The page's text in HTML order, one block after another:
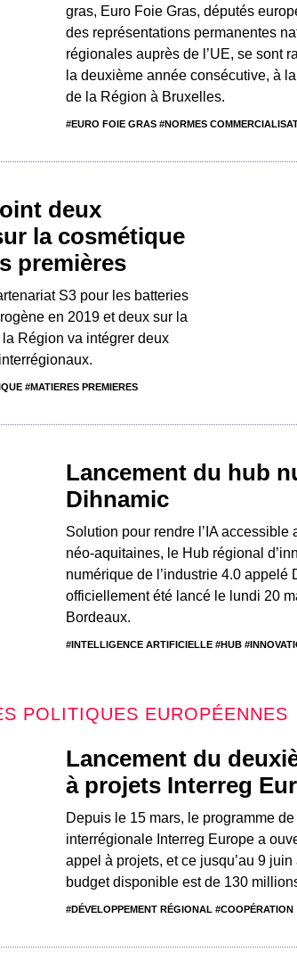
gras, Euro Foie Gras, députés
des représentations permanentes
régionales auprès de l’UE, se sont
la deuxième année consécutive, à
de la Région à Bruxelles.
#EURO FOIE GRAS #NORMES
deux
la cosmétique
premières
S3 pour les batteries
en 2019 et deux sur la
Région va intégrer deux
#MATIERES PREMIERES
Lancement du hub
Dihnamic
Solution pour rendre l’IA accessible
néo-aquitaines, le Hub régional
numérique de l’industrie 4.0 appelé
officiellement été lancé le lundi 20
Bordeaux.
#INTELLIGENCE ARTIFICIELLE #HUB
POLITIQUES EUROPÉENNES
Lancement du
à projets Interreg
Depuis le 15 mars, le programme
interrégionale Interreg Europe a
appel à projets, et ce jusqu’au 9
budget disponible est de 130
#DÉVELOPPEMENT RÉGIONAL #COOPÉRATION